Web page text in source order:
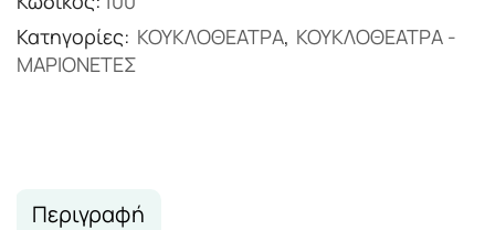
Κατηγορίες: ΚΟΥΚΛΟΘΕΑΤΡΑ, ΚΟΥΚΛΟΘΕΑΤΡΑ -
ΜΑΡΙΟΝΕΤΕΣ
Περιγραφή